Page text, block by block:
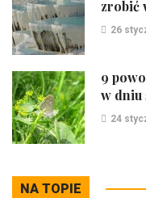
zrobić
26
9
w dniu
24
NA TOPIE